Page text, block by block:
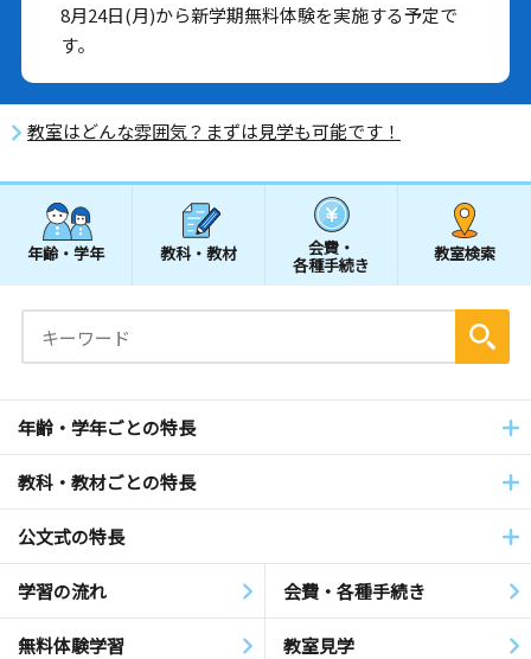
8月24日(月)から新学期無料体験を実施する予定で
す。
教室はどんな雰囲気？まずは見学も可能です！
年齢・学年 教科・教材 会費・
各種手続き
教室検索
年齢・学年ごとの特長
教科・教材ごとの特長
公文式の特長
学習の流れ 会費・各種手続き
無料体験学習 教室見学